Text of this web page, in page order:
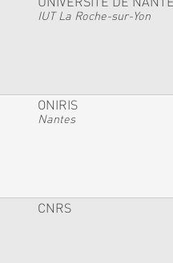
IUT La Roche-sur-Yon
ONIRIS
Nantes
CNRS